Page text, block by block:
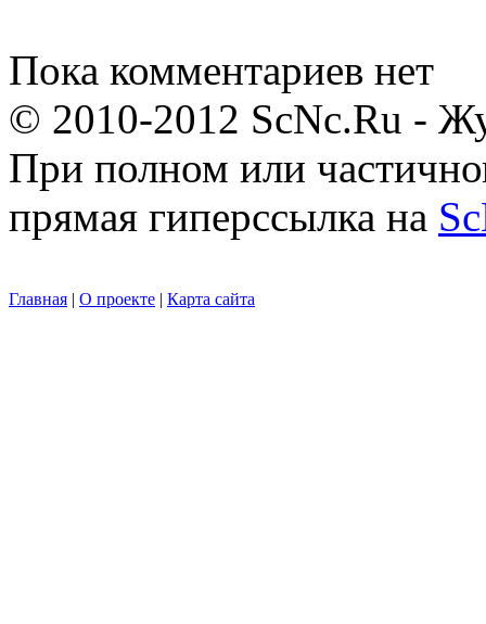
Пока комментариев нет
© 2010-2012 ScNc.Ru -
При полном или
прямая гиперссылка на
Главная | О проекте | Карта сайта